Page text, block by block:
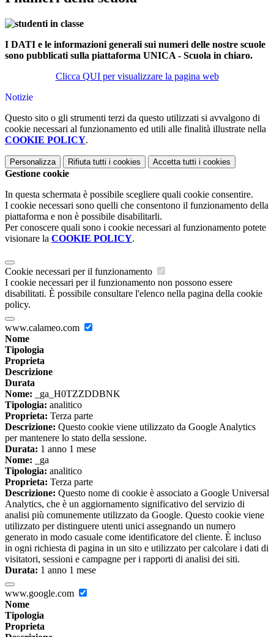
I DATI e le informazioni generali sui numeri delle nostre scuole
sono pubblicati sulla piattaforma UNICA - Scuola in chiaro.
Clicca QUI per visualizzare la pagina web
Notizie
Questo sito o gli strumenti terzi da questo utilizzati si avvalgono di
cookie necessari al funzionamento ed utili alle finalità illustrate nella
COOKIE POLICY.
Personalizza Rifiuta tutti i cookies Accetta tutti i cookies
Gestione cookie
In questa schermata è possibile scegliere quali cookie consentire.
I cookie necessari sono quelli che consentono il funzionamento della
piattaforma e non è possibile disabilitarli.
Per conoscere quali sono i cookie necessari al funzionamento potete
visionare la COOKIE POLICY.
Cookie necessari per il funzionamento
I cookie necessari per il funzionamento non possono essere
disabilitati. È possibile consultare l'elenco nella pagina della cookie
policy.
www.calameo.com
Nome
Tipologia
Proprieta
Descrizione
Durata
Nome: _ga_H0TZZDDBNK
Tipologia: analitico
Proprieta: Terza parte
Descrizione: Questo cookie viene utilizzato da Google Analytics
per mantenere lo stato della sessione.
Durata: 1 anno 1 mese
Nome: _ga
Tipologia: analitico
Proprieta: Terza parte
Descrizione: Questo nome di cookie è associato a Google Universal
Analytics, che è un aggiornamento significativo del servizio di
analisi più comunemente utilizzato da Google. Questo cookie viene
utilizzato per distinguere utenti unici assegnando un numero
generato in modo casuale come identificatore del cliente. È incluso
in ogni richiesta di pagina in un sito e utilizzato per calcolare i dati di
visitatori, sessioni e campagne per i rapporti di analisi dei siti.
Durata: 1 anno 1 mese
www.google.com
Nome
Tipologia
Proprieta